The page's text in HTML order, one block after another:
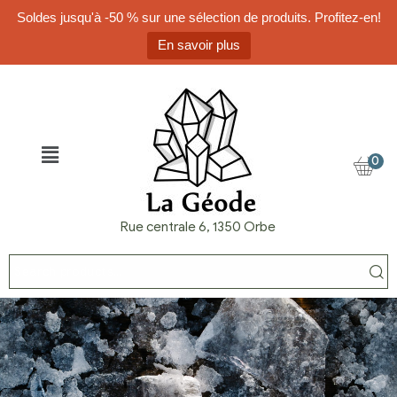
Soldes jusqu'à -50 % sur une sélection de produits. Profitez-en!
En savoir plus
Rue centrale 6, 1350 Orbe
0